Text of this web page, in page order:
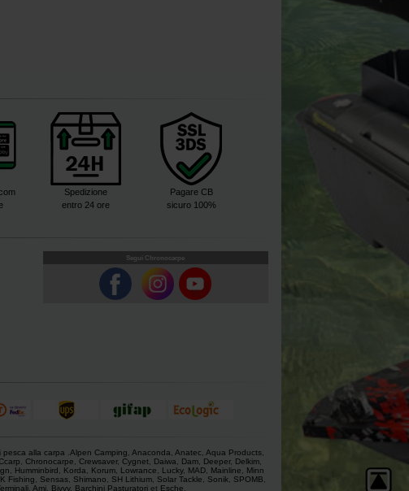
Spedizione
entro 24 ore
Pagare CB
sicuro 100%
Segui Chronocarpe
pesca alla carpa Alpen Camping Anaconda Anatec Aqua Products,
Chronocarpe Crewsaver, Cygnet, Daiwa Dam, Deeper, Delkim,
Humminbird Korda Korum, Lowrance Lucky, MAD, Mainline
Minn
Fishing Sensas Shimano SH Lithium Solar Tackle Sonik SPOMB
, Ami, Bivvy, Barchini Pasturatoriet Esche